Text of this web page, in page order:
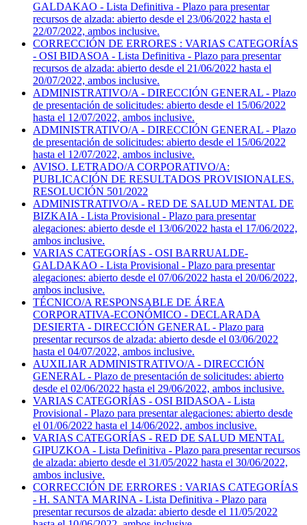
GALDAKAO - Lista Definitiva - Plazo para presentar
recursos de alzada: abierto desde el 23/06/2022 hasta el
22/07/2022, ambos inclusive.
CORRECCIÓN DE ERRORES : VARIAS CATEGORÍAS
- OSI BIDASOA - Lista Definitiva - Plazo para presentar
recursos de alzada: abierto desde el 21/06/2022 hasta el
20/07/2022, ambos inclusive.
ADMINISTRATIVO/A - DIRECCIÓN GENERAL - Plazo
de presentación de solicitudes: abierto desde el 15/06/2022
hasta el 12/07/2022, ambos inclusive.
ADMINISTRATIVO/A - DIRECCIÓN GENERAL - Plazo
de presentación de solicitudes: abierto desde el 15/06/2022
hasta el 12/07/2022, ambos inclusive.
AVISO. LETRADO/A CORPORATIVO/A:
PUBLICACIÓN DE RESULTADOS PROVISIONALES.
RESOLUCIÓN 501/2022
ADMINISTRATIVO/A - RED DE SALUD MENTAL DE
BIZKAIA - Lista Provisional - Plazo para presentar
alegaciones: abierto desde el 13/06/2022 hasta el 17/06/2022,
ambos inclusive.
VARIAS CATEGORÍAS - OSI BARRUALDE-
GALDAKAO - Lista Provisional - Plazo para presentar
alegaciones: abierto desde el 07/06/2022 hasta el 20/06/2022,
ambos inclusive.
TÉCNICO/A RESPONSABLE DE ÁREA
CORPORATIVA-ECONÓMICO - DECLARADA
DESIERTA - DIRECCIÓN GENERAL - Plazo para
presentar recursos de alzada: abierto desde el 03/06/2022
hasta el 04/07/2022, ambos inclusive.
AUXILIAR ADMINISTRATIVO/A - DIRECCIÓN
GENERAL - Plazo de presentación de solicitudes: abierto
desde el 02/06/2022 hasta el 29/06/2022, ambos inclusive.
VARIAS CATEGORÍAS - OSI BIDASOA - Lista
Provisional - Plazo para presentar alegaciones: abierto desde
el 01/06/2022 hasta el 14/06/2022, ambos inclusive.
VARIAS CATEGORÍAS - RED DE SALUD MENTAL
GIPUZKOA - Lista Definitiva - Plazo para presentar recursos
de alzada: abierto desde el 31/05/2022 hasta el 30/06/2022,
ambos inclusive.
CORRECCIÓN DE ERRORES : VARIAS CATEGORÍAS
- H. SANTA MARINA - Lista Definitiva - Plazo para
presentar recursos de alzada: abierto desde el 11/05/2022